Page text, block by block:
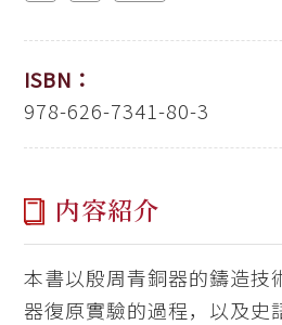
ISBN：
978-626-7341-80-3
内容紹介
本書以殷周青銅器的鑄造技
器復原實驗的過程，以及史